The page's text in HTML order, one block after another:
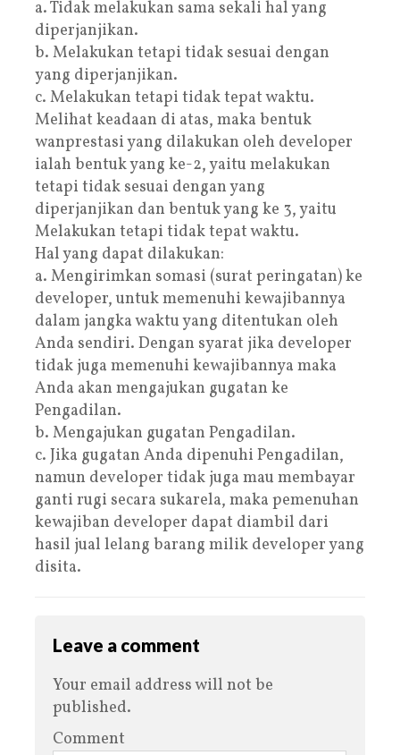
a. Tidak melakukan sama sekali hal yang
diperjanjikan.
b. Melakukan tetapi tidak sesuai dengan
yang diperjanjikan.
c. Melakukan tetapi tidak tepat waktu.
Melihat keadaan di atas, maka bentuk
wanprestasi yang dilakukan oleh developer
ialah bentuk yang ke-2, yaitu melakukan
tetapi tidak sesuai dengan yang
diperjanjikan dan bentuk yang ke 3, yaitu
Melakukan tetapi tidak tepat waktu.
Hal yang dapat dilakukan:
a. Mengirimkan somasi (surat peringatan) ke
developer, untuk memenuhi kewajibannya
dalam jangka waktu yang ditentukan oleh
Anda sendiri. Dengan syarat jika developer
tidak juga memenuhi kewajibannya maka
Anda akan mengajukan gugatan ke
Pengadilan.
b. Mengajukan gugatan Pengadilan.
c. Jika gugatan Anda dipenuhi Pengadilan,
namun developer tidak juga mau membayar
ganti rugi secara sukarela, maka pemenuhan
kewajiban developer dapat diambil dari
hasil jual lelang barang milik developer yang
disita.
Leave a comment
Your email address will not be
published.
Comment